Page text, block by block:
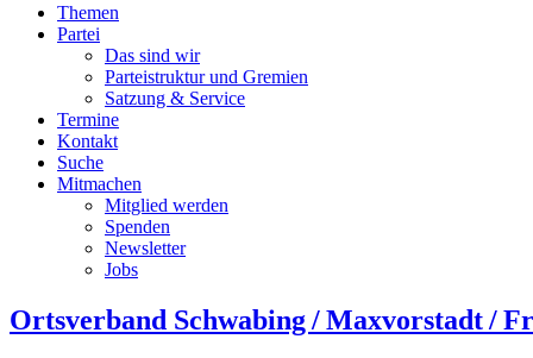
Themen
Partei
Das sind wir
Parteistruktur und Gremien
Satzung & Service
Termine
Kontakt
Suche
Mitmachen
Mitglied werden
Spenden
Newsletter
Jobs
Ortsverband Schwabing / Maxvorstadt ⁠/